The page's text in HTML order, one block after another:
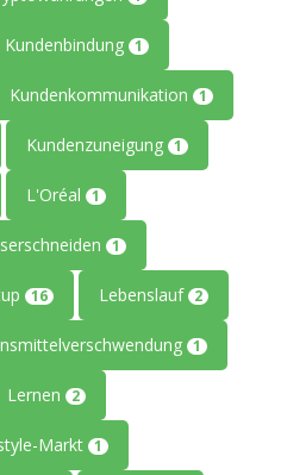
Kundenbindung 1
Kundenkommunikation 1
Kundenzuneigung 1
L'Oréal 1
1
16 Lebenslauf 2
1
Lernen 2
Markt 1